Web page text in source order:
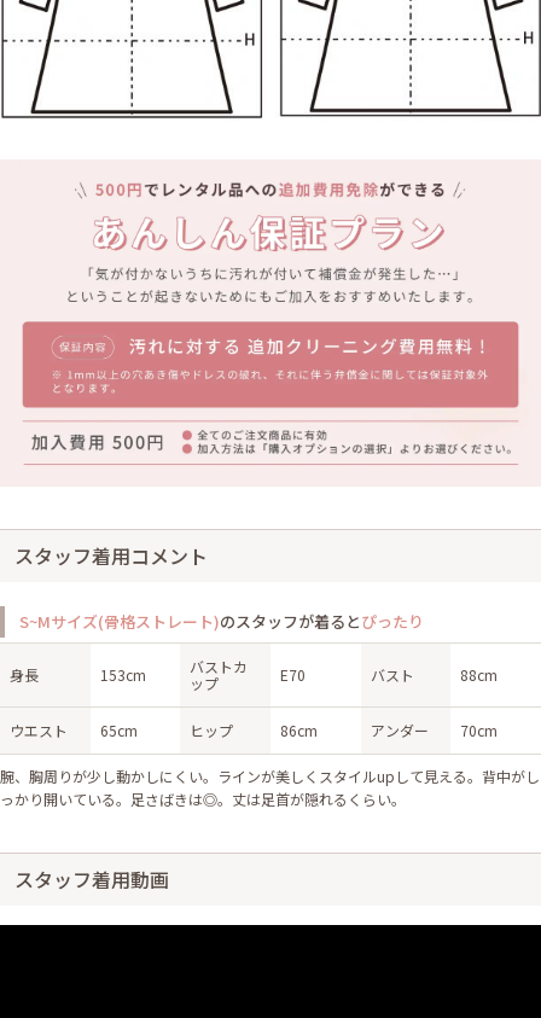
スタッフ着用コメント
S~Mサイズ(骨格ストレート)のスタッフが着るとぴったり
身長 153cm
バストカ
ップ
E70 バスト 88cm
ウエスト 65cm ヒップ 86cm アンダー 70cm
腕、胸周りが少し動かしにくい。ラインが美しくスタイルupして見える。背中がし
っかり開いている。足さばきは◎。丈は足首が隠れるくらい。
スタッフ着用動画